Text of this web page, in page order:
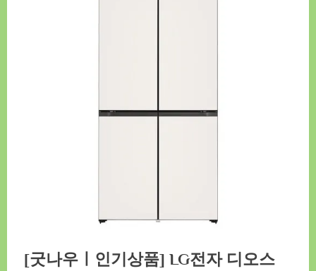
[굿나우ㅣ인기상품] LG전자 디오스